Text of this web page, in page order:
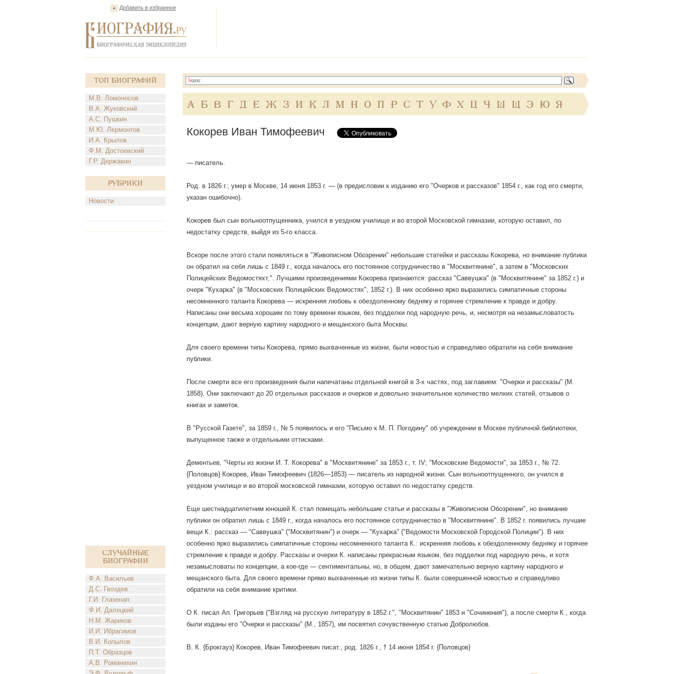
Добавить в избранное
Топ Биографий
М.В. Ломоносов
В.А. Жуковский
А.С. Пушкин
М.Ю. Лермонтов
И.А. Крылов
Ф.М. Достоевский
Г.Р. Державин
Рубрики
Новости
Случайные
биографии
Ф.А. Васильев
Д.С. Гвоздев
Г.И. Глазенап
Ф.И. Далецкий
Н.М. Жариков
И.И. Ибрагимов
В.И. Копылов
П.Т. Образцов
А.В. Романихин
А Б В Г Д Е Ж З И К Л М Н О П Р С Т У Ф Х Ц Ч Ш Щ Э Ю Я
Кокорев Иван Тимофеевич
— писатель.
Род. в 1826 г.; умер в Москве, 14 июня 1853 г. — (в предисловии к изданию его "Очерков и рассказов" 1854 г., как год его смерти,
указан ошибочно).
Кокорев был сын вольноотпущенника, учился в уездном училище и во второй Московской гимназии, которую оставил, по
недостатку средств, выйдя из 5-го класса.
Вскоре после этого стали появляться в "Живописном Обозрении" небольшие статейки и рассказы Кокорева, но внимание публики
он обратил на себя лишь с 1849 г., когда началось его постоянное сотрудничество в "Москвитянине", а затем в "Московских
Полицейских Ведомостяхт,". Лучшими произведениями Кокорева признаются: рассказ "Саввушка" (в "Москвитянине" за 1852 г.) и
очерк "Кухарка" (в "Московских Полицейских Ведомостях", 1852 г.). В них особенно ярко выразились симпатичные стороны
несомненного таланта Кокорева — искренняя любовь к обездоленному бедняку и горячее стремление к правде и добру.
Написаны они весьма хорошим по тому времени языком, без подделки под народную речь, и, несмотря на незамысловатость
концепции, дают верную картину народного и мещанского быта Москвы.
Для своего времени типы Кокорева, прямо выхваченные из жизни, были новостью и справедливо обратили на себя внимание
публики.
После смерти все его произведения были напечатаны отдельной книгой в 3-х частях, под заглавием: "Очерки и рассказы" (М.
1858). Они заключают до 20 отдельных рассказов и очерков и довольно значительное количество мелких статей, отзывов о
книгах и заметок.
В "Русской Газете", за 1859 г., № 5 появилось и его "Письмо к М. П. Погодину" об учреждении в Москве публичной библиотеки,
выпущенное также и отдельными оттисками.
Дементьев, "Черты из жизни И. Т. Кокорева" в "Москвитянине" за 1853 г., т. IV; "Московские Ведомости", за 1853 г., № 72.
{Половцов} Кокорев, Иван Тимофеевич (1826—1853) — писатель из народной жизни. Сын вольноотпущенного, он учился в
уездном училище и во второй московской гимназии, которую оставил по недостатку средств.
Еще шестнадцатилетним юношей К. стал помещать небольшие статьи и рассказы в "Живописном Обозрении", но внимание
публики он обратил лишь с 1849 г., когда началось его постоянное сотрудничество в "Москвитянине". В 1852 г. появились лучшие
вещи К.: рассказ — "Саввушка" ("Москвитянин") и очерк — "Кухарка" ("Ведомости Московской Городской Полиции"). В них
особенно ярко выразились симпатичные стороны несомненного таланта К.: искренняя любовь к обездоленному бедняку и горячее
стремление к правде и добру. Рассказы и очерки К. написаны прекрасным языком, без подделки под народную речь, и хотя
незамысловаты по концепции, а кое-где — сентиментальны, но, в общем, дают замечательно верную картину народного и
мещанского быта. Для своего времени прямо выхваченные из жизни типы К. были совершенной новостью и справедливо
обратили на себя внимание критики.
О К. писал Ап. Григорьев ("Взгляд на русскую литературу в 1852 г.", "Москвитянин" 1853 и "Сочинения"), а после смерти К., когда
были изданы его "Очерки и рассказы" (М., 1857), им посвятил сочувственную статью Добролюбов.
В. К. {Брокгауз} Кокорев, Иван Тимофеевич писат., род. 1826 г., † 14 июня 1854 г. {Половцов}